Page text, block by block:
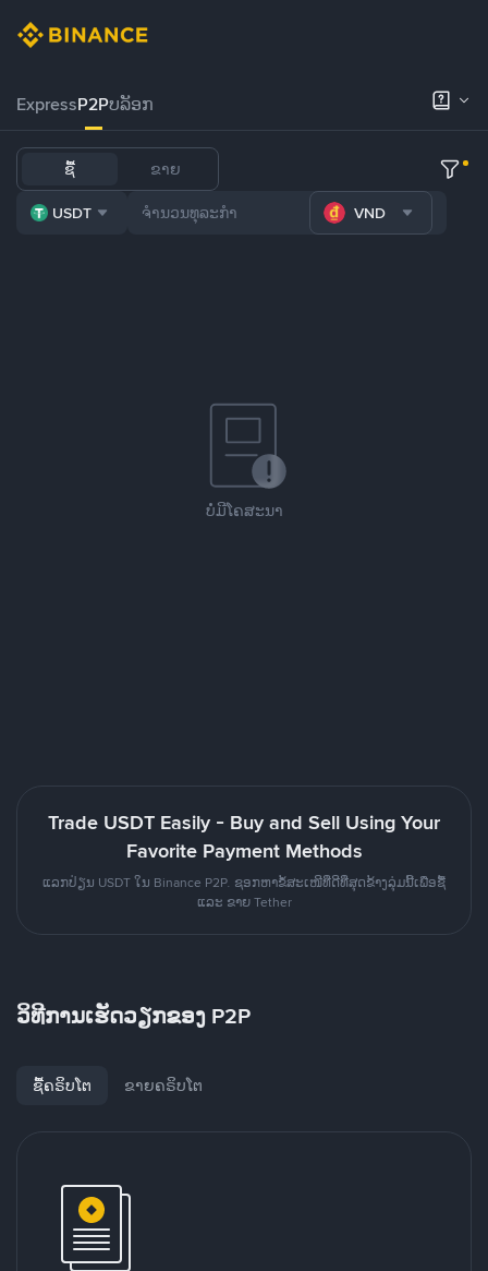
ExpressP2Pບລັອກ
ຊື້ ຂາຍ
USDT VND
ບໍ່ມີໂຄສະນາ
Trade USDT Easily - Buy and Sell Using Your
Favorite Payment Methods
ແລກປ່ຽນ USDT ໃນ Binance P2P. ຊອກຫາຂໍ້ສະເໜີທີ່ດີທີ່ສຸດຂ້າງລຸ່ມນີ້ເພື່ອຊື້
ແລະ ຂາຍ Tether
ວິທີການເຮັດວຽກຂອງ P2P
ຊື້ຄຣິບໂຕ ຂາຍຄຣິບໂຕ